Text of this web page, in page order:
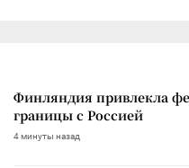
Финляндия привлекла
границы с Россией
4 минуты назад